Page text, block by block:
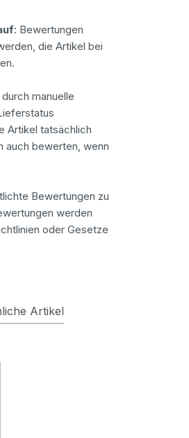
: Bewertungen
die Artikel bei
manuelle
Artikel tatsächlich
auch bewerten, wenn
Bewertungen zu
werden
oder Gesetze
Artikel